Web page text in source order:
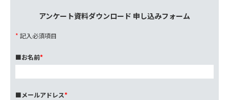
アンケート資料ダウンロード 申し込みフォーム
* 記入必須項目
■お名前*
■メールアドレス*